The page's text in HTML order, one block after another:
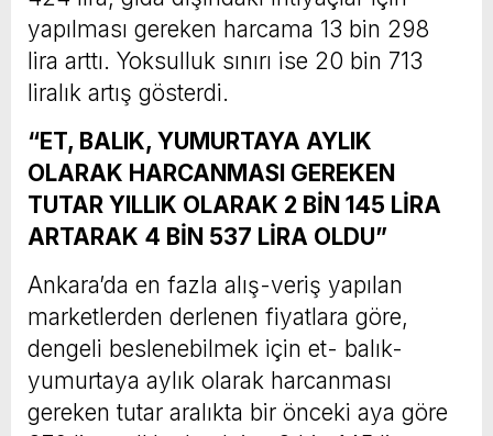
yapılması gereken harcama 13 bin 298
lira arttı. Yoksulluk sınırı ise 20 bin 713
liralık artış gösterdi.
“ET, BALIK, YUMURTAYA AYLIK
OLARAK HARCANMASI GEREKEN
TUTAR YILLIK OLARAK 2 BİN 145 LİRA
ARTARAK 4 BİN 537 LİRA OLDU”
Ankara’da en fazla alış-veriş yapılan
marketlerden derlenen fiyatlara göre,
dengeli beslenebilmek için et- balık-
yumurtaya aylık olarak harcanması
gereken tutar aralıkta bir önceki aya göre